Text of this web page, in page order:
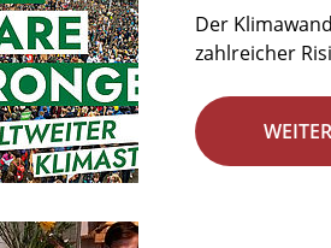
Der
zahlreicher